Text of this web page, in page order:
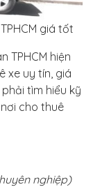
giá tốt
TPHCM hiện
xe uy tín, giá
tìm hiểu kỹ
cho thuê
nghiệp)